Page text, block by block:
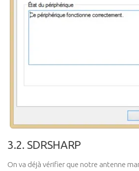
3.2. SDRSHARP
On va déjà vérifier que notre antenne